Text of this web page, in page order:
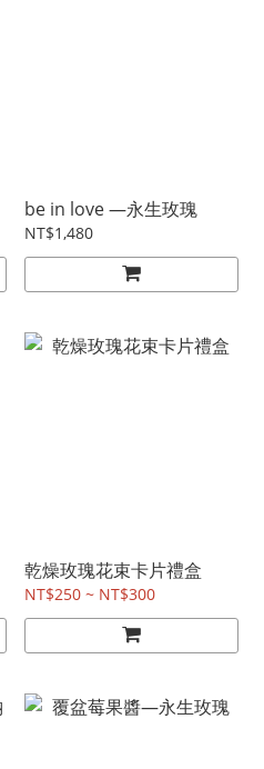
be in love —永生玫瑰
NT$1,480
乾燥玫瑰花束卡片禮盒
NT$250 ~ NT$300